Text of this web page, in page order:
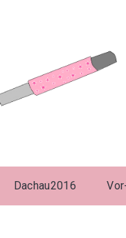
Dachau2016